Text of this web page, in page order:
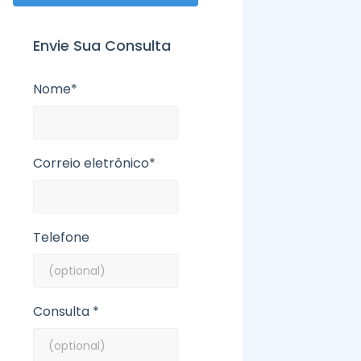
Envie Sua Consulta
Nome*
Correio eletrônico*
Telefone
Consulta *